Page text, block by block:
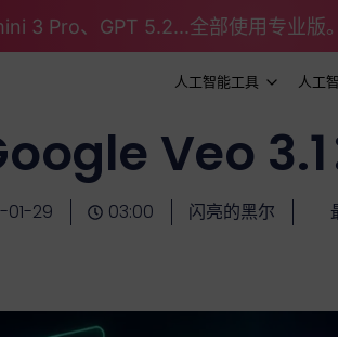
3 Pro、GPT 5.2...全部使用专业版
人工智能工具 人工
Veo
01-29 03:00 闪亮的黑尔